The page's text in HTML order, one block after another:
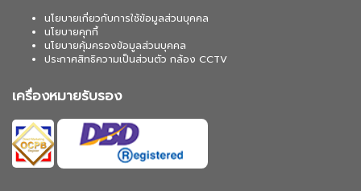
นโยบายเกี่ยวกับการใช้ข้อมูลส่วนบุคคล
นโยบายคุกกี้
นโยบายคุ้มครองข้อมูลส่วนบุคคล
ประกาศสิทธิความเป็นส่วนตัว กล้อง CCTV
เครื่องหมายรับรอง